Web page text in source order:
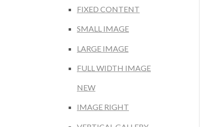
FIXED CONTENT
SMALL IMAGE
LARGE IMAGE
FULL WIDTH IMAGE
NEW
IMAGE RIGHT